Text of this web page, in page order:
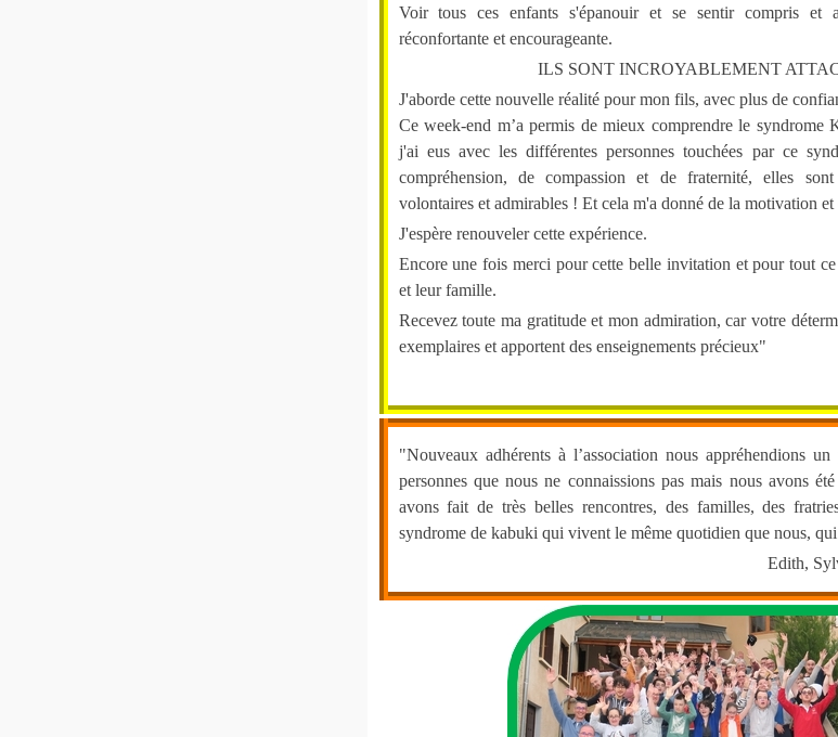
Voir tous ces enfants s'épanouir et se sentir compris et
réconfortante et encourageante.
ILS SONT INCROYABLEMENT
J'aborde cette nouvelle réalité pour mon fils, avec plus de
Ce week-end m’a permis de mieux comprendre le syndrome
j'ai eus avec les différentes personnes touchées par ce
compréhension, de compassion et de fraternité, elles sont
volontaires et admirables ! Et cela m'a donné de la motivation et
J'espère renouveler cette expérience.
Encore une fois merci pour cette belle invitation et pour tout
et leur famille.
Recevez toute ma gratitude et mon admiration, car votre
exemplaires et apportent des enseignements précieux"
"Nouveaux adhérents à l’association nous appréhendions
personnes que nous ne connaissions pas mais nous avons
avons fait de très belles rencontres, des familles, des
syndrome de kabuki qui vivent le même quotidien que nous,
Edith,